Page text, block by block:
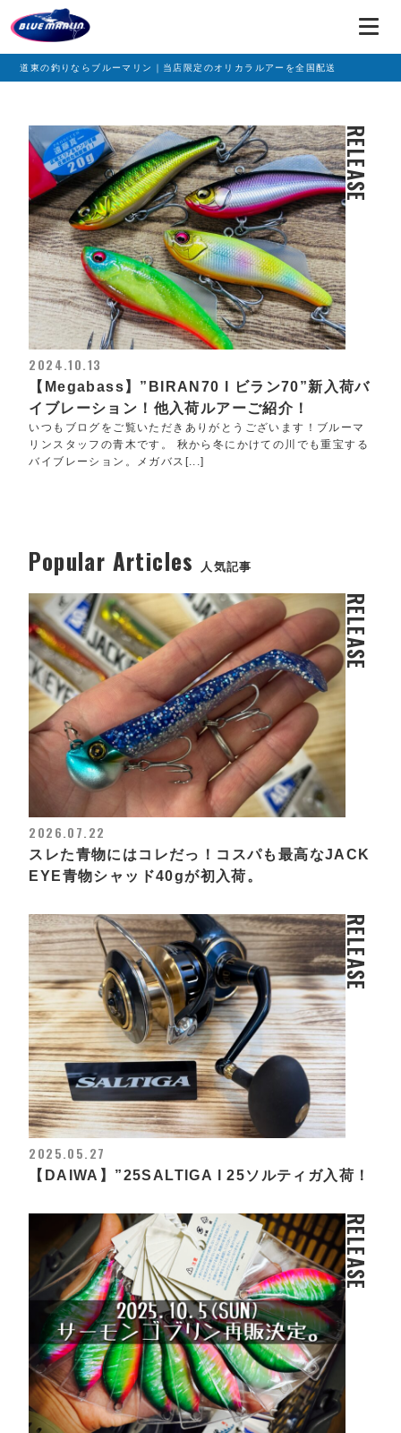
道東の釣りならブルーマリン｜当店限定のオリカラルアーを全国配送
RELEASE
2024.10.13
【Megabass】”BIRAN70 l ビラン70”新入荷バ
イブレーション！他入荷ルアーご紹介！
いつもブログをご覧いただきありがとうございます！ブルーマ
リンスタッフの青木です。 秋から冬にかけての川でも重宝する
バイブレーション。メガバス[...]
Popular Articles 人気記事
RELEASE
2026.07.22
スレた青物にはコレだっ！コスパも最高なJACK
EYE青物シャッド40gが初入荷。
RELEASE
2025.05.27
【DAIWA】”25SALTIGA l 25ソルティガ入荷！
RELEASE